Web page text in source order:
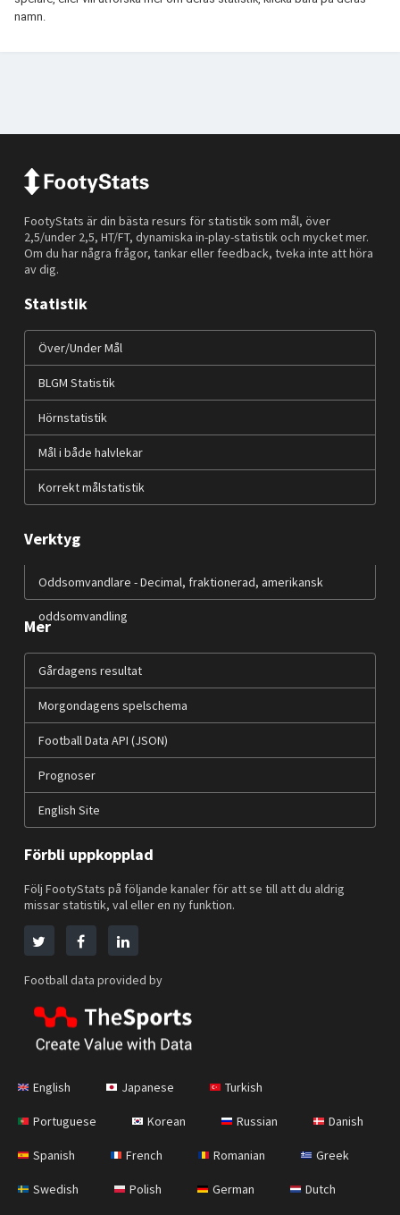
namn.
FootyStats är din bästa resurs för statistik som mål, över
2,5/under 2,5, HT/FT, dynamiska in-play-statistik och mycket mer.
Om du har några frågor, tankar eller feedback, tveka inte att höra
av dig.
Statistik
Över/Under Mål
BLGM Statistik
Hörnstatistik
Mål i både halvlekar
Korrekt målstatistik
Verktyg
Oddsomvandlare - Decimal, fraktionerad, amerikansk
oddsomvandling
Mer
Gårdagens resultat
Morgondagens spelschema
Football Data API (JSON)
Prognoser
English Site
Förbli uppkopplad
Följ FootyStats på följande kanaler för att se till att du aldrig
missar statistik, val eller en ny funktion.
Football data provided by
English Japanese Turkish
Portuguese Korean Russian Danish
Spanish French Romanian Greek
Swedish Polish German Dutch